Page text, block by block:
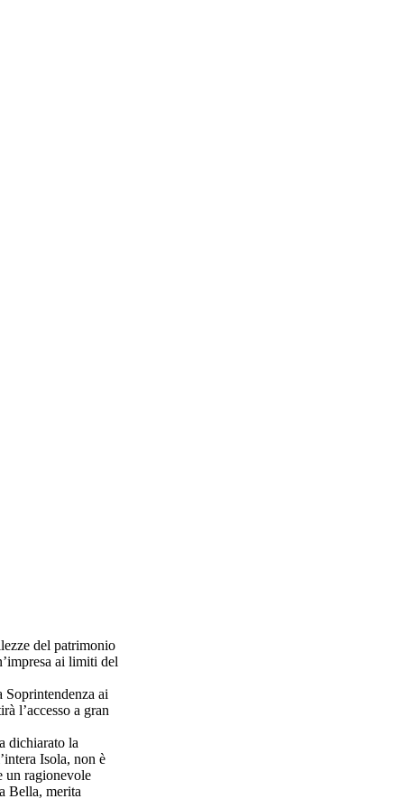
del patrimonio
ai limiti del
Soprintendenza ai
l’accesso a gran
dichiarato la
Isola, non è
un ragionevole
Bella, merita